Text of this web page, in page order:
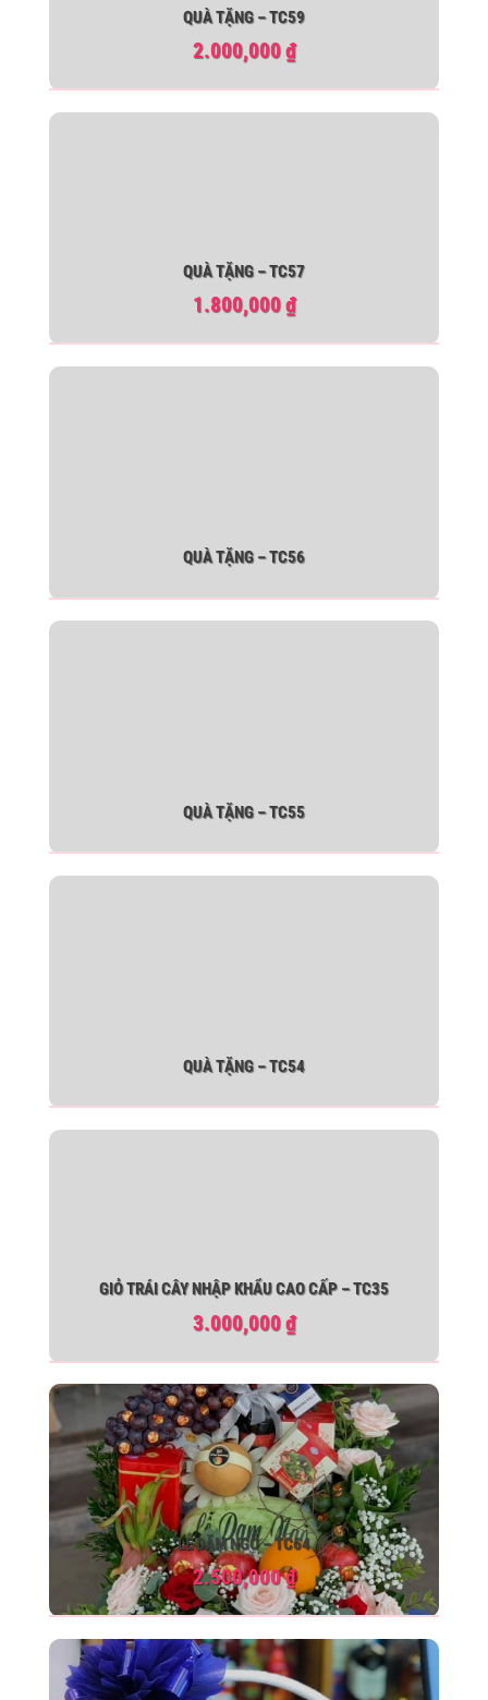
QUÀ TẶNG – TC59
2.000,000₫
QUÀ TẶNG – TC57
1.800,000₫
QUÀ TẶNG – TC56
QUÀ TẶNG – TC55
QUÀ TẶNG – TC54
GIỎ TRÁI CÂY NHẬP KHẨU CAO CẤP – TC35
3.000,000₫
LỄ DẶM NGÕ – TC64
2.500,000₫